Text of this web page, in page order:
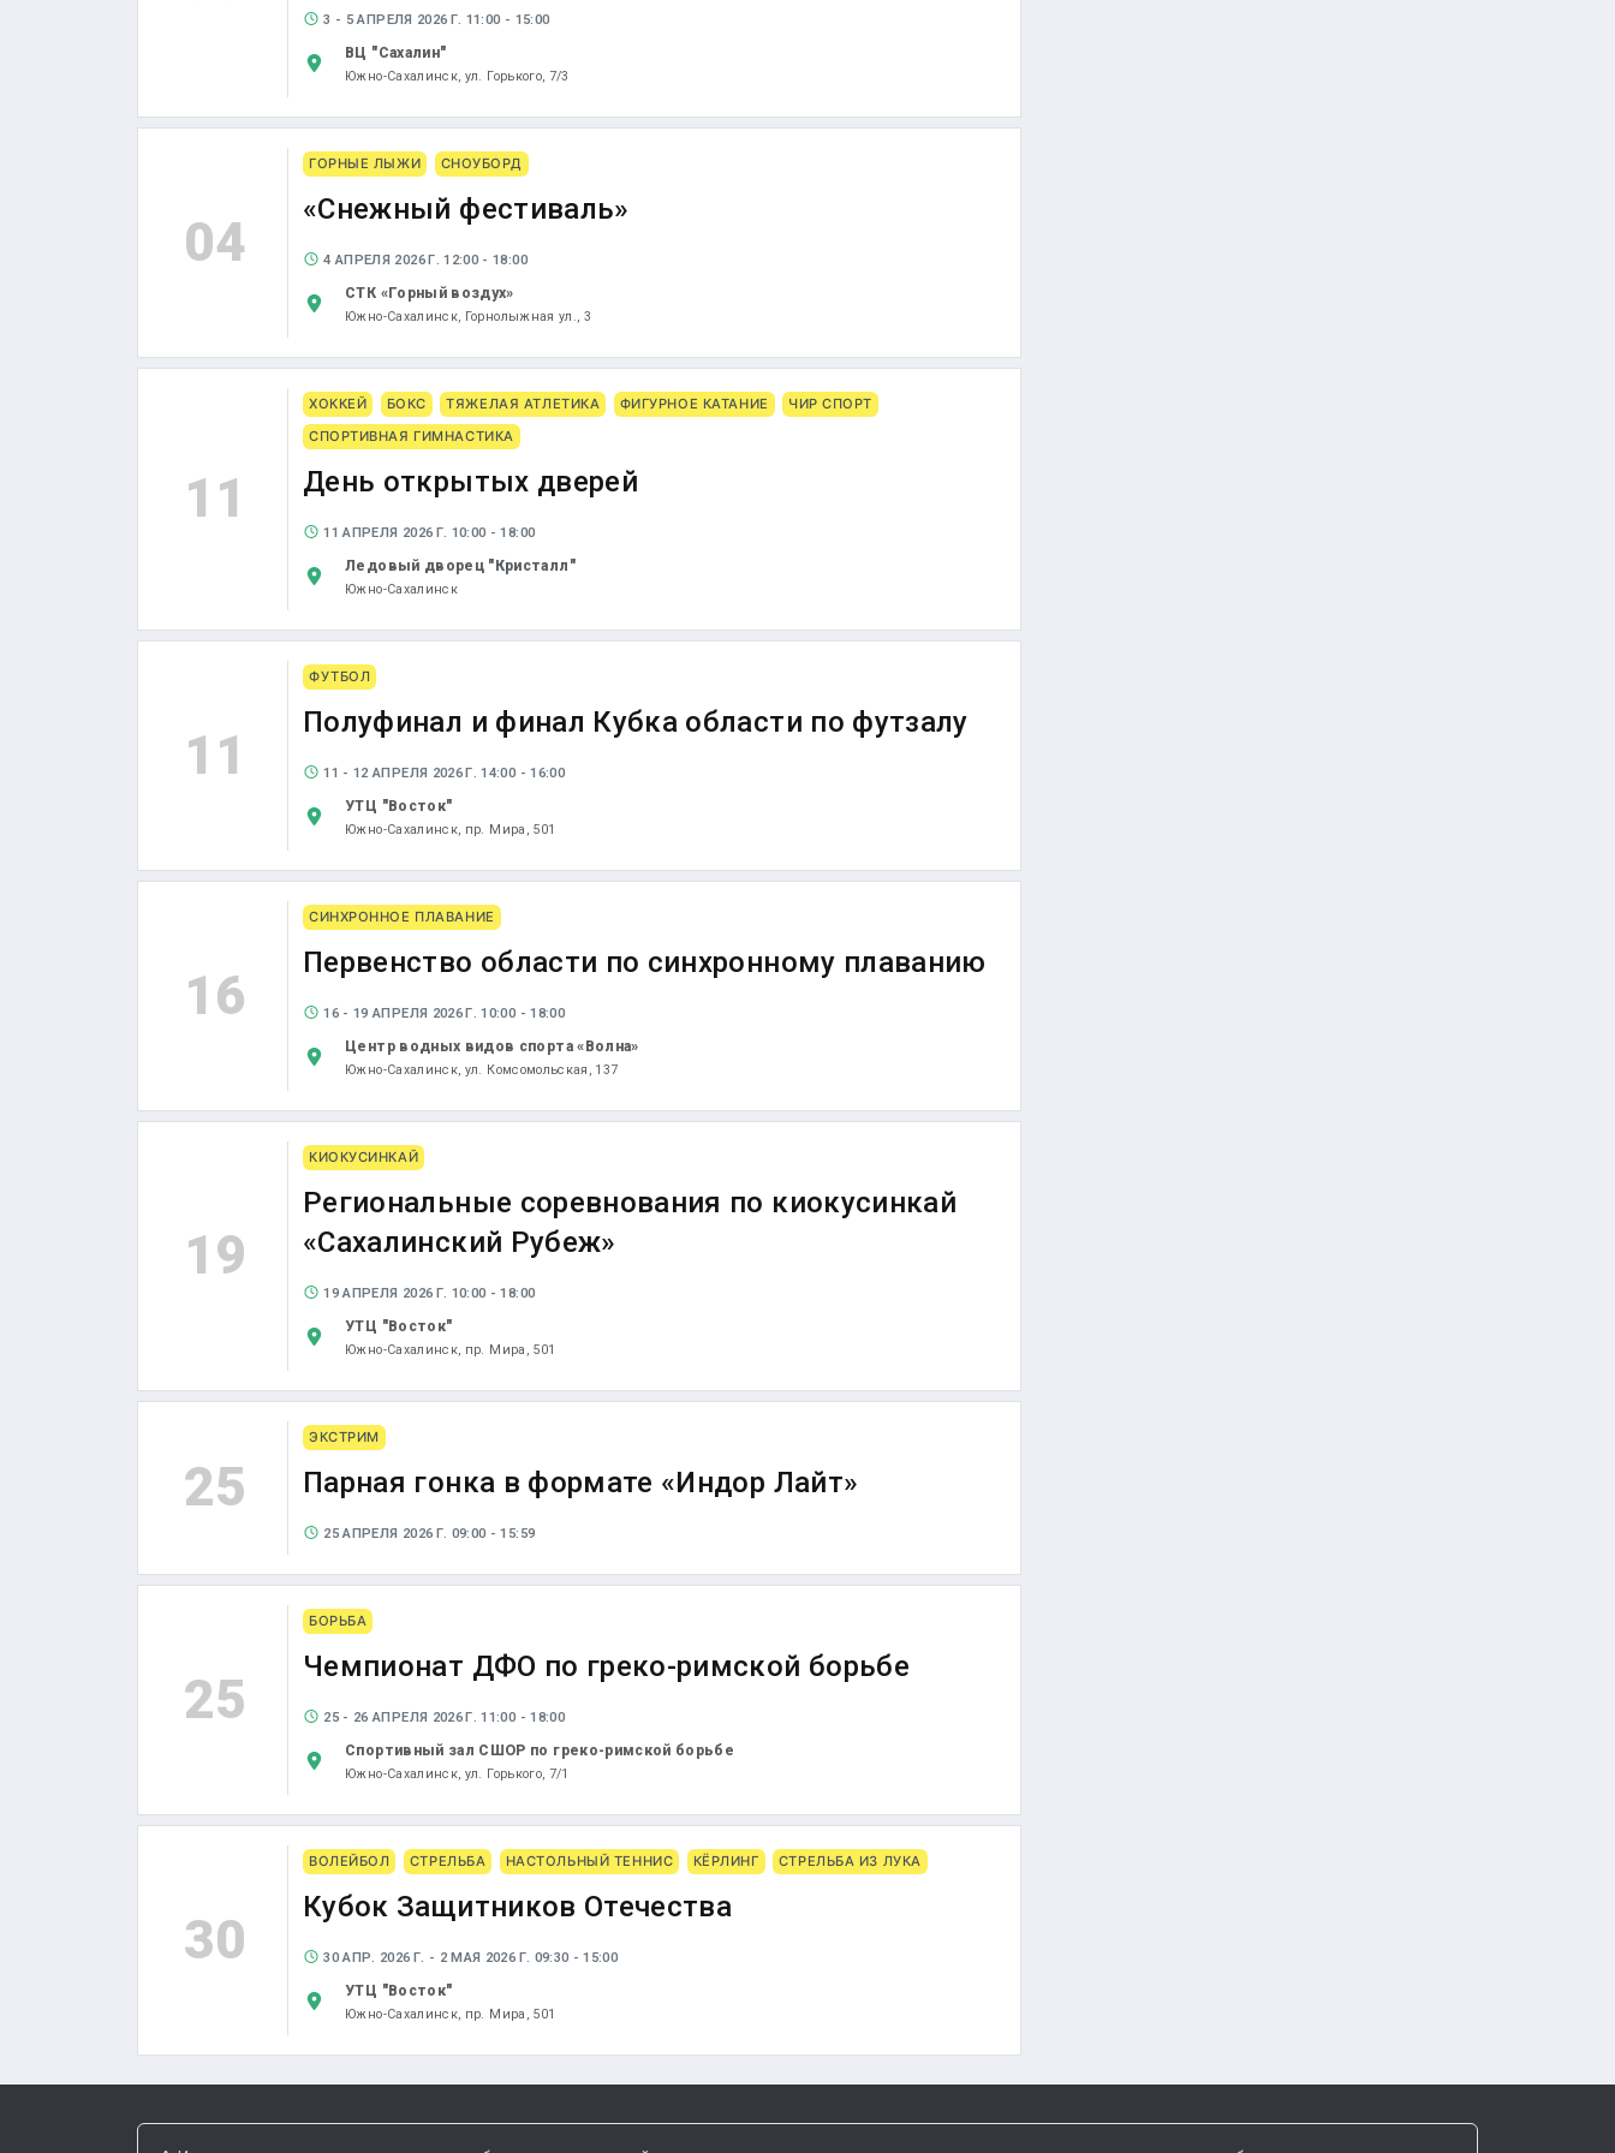
3 - 5 АПРЕЛЯ 2026 Г. 11:00 - 15:00
ВЦ "Сахалин"
Южно-Сахалинск, ул. Горького, 7/3
04
ГОРНЫЕ ЛЫЖИ СНОУБОРД
«Снежный фестиваль»
4 АПРЕЛЯ 2026 Г. 12:00 - 18:00
СТК «Горный воздух»
Южно-Сахалинск, Горнолыжная ул., 3
11
ХОККЕЙ БОКС ТЯЖЕЛАЯ АТЛЕТИКА ФИГУРНОЕ КАТАНИЕ
ЧИР СПОРТ
СПОРТИВНАЯ ГИМНАСТИКА
День открытых дверей
11 АПРЕЛЯ 2026 Г. 10:00 - 18:00
Ледовый дворец "Кристалл"
Южно-Сахалинск
11
ФУТБОЛ
Полуфинал и финал Кубка области по футзалу
11 - 12 АПРЕЛЯ 2026 Г. 14:00 - 16:00
УТЦ "Восток"
Южно-Сахалинск, пр. Мира, 501
16
СИНХРОННОЕ ПЛАВАНИЕ
Первенство области по синхронному плаванию
16 - 19 АПРЕЛЯ 2026 Г. 10:00 - 18:00
Центр водных видов спорта «Волна»
Южно-Сахалинск, ул. Комсомольская, 137
19
КИОКУСИНКАЙ
Региональные соревнования по киокусинкай
«Сахалинский Рубеж»
19 АПРЕЛЯ 2026 Г. 10:00 - 18:00
УТЦ "Восток"
Южно-Сахалинск, пр. Мира, 501
25
ЭКСТРИМ
Парная гонка в формате «Индор Лайт»
25 АПРЕЛЯ 2026 Г. 09:00 - 15:59
25
БОРЬБА
Чемпионат ДФО по греко-римской борьбе
25 - 26 АПРЕЛЯ 2026 Г. 11:00 - 18:00
Спортивный зал СШОР по греко-римской борьбе
Южно-Сахалинск, ул. Горького, 7/1
30
ВОЛЕЙБОЛ СТРЕЛЬБА НАСТОЛЬНЫЙ ТЕННИС КЁРЛИНГ СТРЕЛЬБА ИЗ ЛУКА
Кубок Защитников Отечества
30 АПР. 2026 Г. - 2 МАЯ 2026 Г. 09:30 - 15:00
УТЦ "Восток"
Южно-Сахалинск, пр. Мира, 501